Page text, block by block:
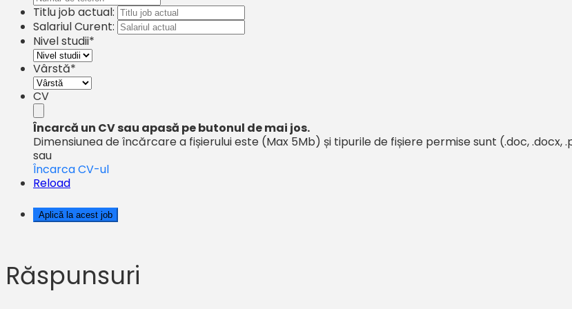
Titlu job actual:
Salariul Curent:
Nivel studii*
Vârstă*
CV
Încarcă un CV sau apasă pe butonul de mai jos.
Dimensiunea de încărcare a fișierului este (Max 5Mb) și tipurile de fișiere permise sunt (.doc, .docx,
sau
Încarca CV-ul
Reload
Răspunsuri